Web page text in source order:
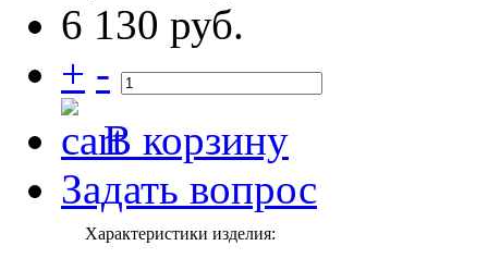
6 130 руб.
+ -
В корзину
Задать вопрос
Характеристики изделия: